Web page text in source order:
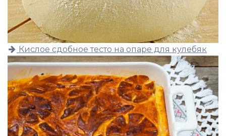
Кислое сдобное тесто на опаре для кулебяк